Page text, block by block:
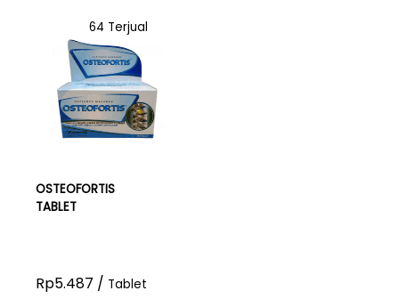
64 Terjual
OSTEOFORTIS
TABLET
Rp5.487 / Tablet